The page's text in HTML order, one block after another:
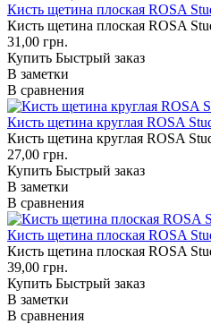
Кисть щетина плоская ROSA
Кисть щетина плоская ROSA
31,00 грн.
Купить Быстрый заказ
В заметки
В сравнения
Кисть щетина круглая ROSA
Кисть щетина круглая ROSA
27,00 грн.
Купить Быстрый заказ
В заметки
В сравнения
Кисть щетина плоская ROSA
Кисть щетина плоская ROSA
39,00 грн.
Купить Быстрый заказ
В заметки
В сравнения